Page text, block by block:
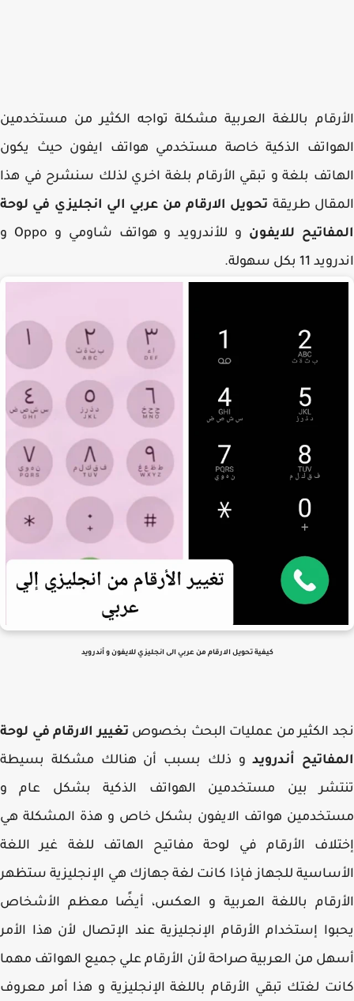
باللغة العربية مشكلة تواجه الكثير من مستخدمين
الذكية خاصة مستخدمي هواتف ايفون حيث يكون
بلغة و تبقي الأرقام بلغة اخري لذلك سنشرح في هذا
طريقةتحويل الارقام من عربي الي انجليزي في لوحة
للايفون
و للأندرويد و هواتف شاومي و Oppo و
بكل سهولة.
كيفية تحويل الارقام من عربي الى انجليزي للايفون و أندرويد
الكثير من عمليات البحث بخصوصتغيير الارقام في لوحة
أندرويدو ذلك بسبب أن هنالك مشكلة بسيطة
بين مستخدمين الهواتف الذكية بشكل عام و
هواتف الايفون بشكل خاص و هذة المشكلة هي
الأرقام في لوحة مفاتيح الهاتف للغة غير اللغة
للجهاز فإذا كانت لغة جهازك هي الإنجليزية ستظهر
باللغة العربية و العكس، أيضًا معظم الأشخاص
إستخدام الأرقام الإنجليزية عند الإتصال لأن هذا الأمر
من العربية صراحة لأن الأرقام علي جميع الهواتف مهما
لغتك تبقي الأرقام باللغة الإنجليزية و هذا أمر معروف